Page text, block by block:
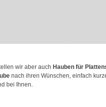
wir aber auch Hauben für
nach ihren Wünschen, einfach
bei Ihnen.